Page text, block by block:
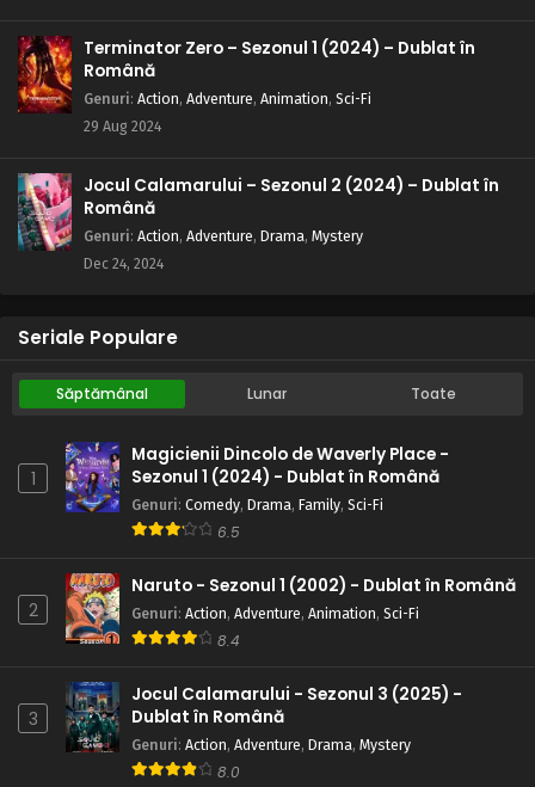
Terminator Zero – Sezonul 1 (2024) – Dublat în
Română
Genuri: Action, Adventure, Animation, Sci-Fi
29 Aug 2024
Jocul Calamarului – Sezonul 2 (2024) – Dublat în
Română
Genuri: Action, Adventure, Drama, Mystery
Dec 24, 2024
Seriale Populare
Săptămânal Lunar Toate
1
Magicienii Dincolo de Waverly Place -
Sezonul 1 (2024) - Dublat în Română
Genuri: Comedy, Drama, Family, Sci-Fi
6.5
2
Naruto - Sezonul 1 (2002) - Dublat în Română
Genuri: Action, Adventure, Animation, Sci-Fi
8.4
3
Jocul Calamarului - Sezonul 3 (2025) -
Dublat în Română
Genuri: Action, Adventure, Drama, Mystery
8.0